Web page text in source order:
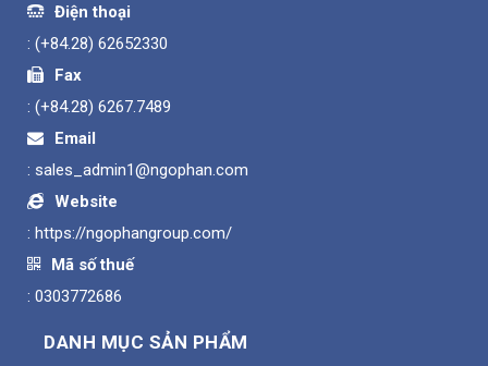
Điện thoại
: (+84.28) 62652330
Fax
: (+84.28) 6267.7489
Email
: sales_admin1@ngophan.com
Website
: https://ngophangroup.com/
Mã số thuế
: 0303772686
DANH MỤC SẢN PHẨM